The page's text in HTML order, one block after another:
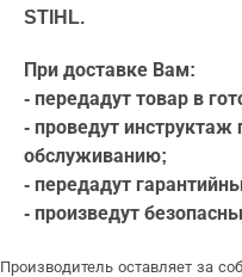
STIHL.
При доставке Вам:
- передадут товар в
- проведут инструктаж
обслуживанию;
- передадут
- произведут
Производитель оставляет за